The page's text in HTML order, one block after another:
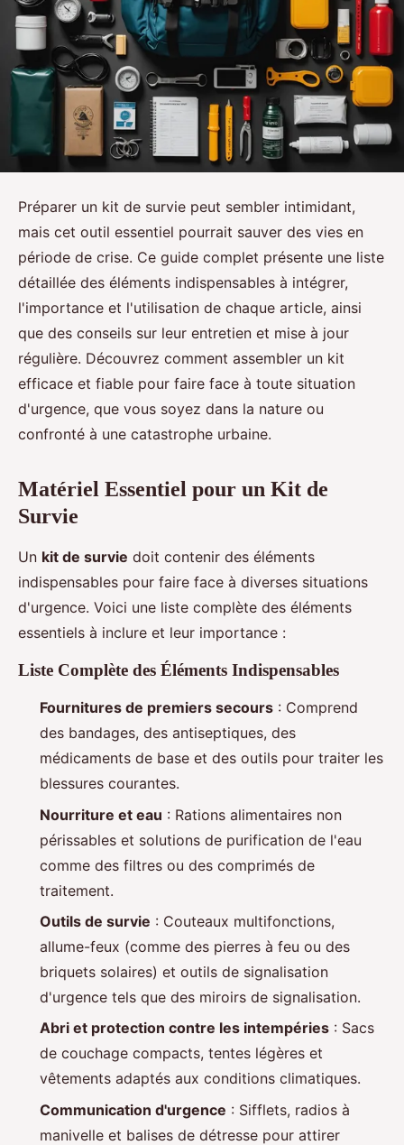
Préparer un kit de survie peut sembler intimidant,
mais cet outil essentiel pourrait sauver des vies en
période de crise. Ce guide complet présente une liste
détaillée des éléments indispensables à intégrer,
l'importance et l'utilisation de chaque article, ainsi
que des conseils sur leur entretien et mise à jour
régulière. Découvrez comment assembler un kit
efficace et fiable pour faire face à toute situation
d'urgence, que vous soyez dans la nature ou
confronté à une catastrophe urbaine.
Matériel Essentiel pour un Kit de
Survie
Un kit de survie doit contenir des éléments
indispensables pour faire face à diverses situations
d'urgence. Voici une liste complète des éléments
essentiels à inclure et leur importance :
Liste Complète des Éléments Indispensables
Fournitures de premiers secours : Comprend
des bandages, des antiseptiques, des
médicaments de base et des outils pour traiter les
blessures courantes.
Nourriture et eau : Rations alimentaires non
périssables et solutions de purification de l'eau
comme des filtres ou des comprimés de
traitement.
Outils de survie : Couteaux multifonctions,
allume-feux (comme des pierres à feu ou des
briquets solaires) et outils de signalisation
d'urgence tels que des miroirs de signalisation.
Abri et protection contre les intempéries : Sacs
de couchage compacts, tentes légères et
vêtements adaptés aux conditions climatiques.
Communication d'urgence : Sifflets, radios à
manivelle et balises de détresse pour attirer